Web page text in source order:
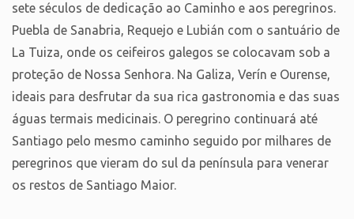
sete séculos de dedicação ao Caminho e aos peregrinos.
Puebla de Sanabria, Requejo e Lubián com o santuário de
La Tuiza, onde os ceifeiros galegos se colocavam sob a
proteção de Nossa Senhora. Na Galiza, Verín e Ourense,
ideais para desfrutar da sua rica gastronomia e das suas
águas termais medicinais. O peregrino continuará até
Santiago pelo mesmo caminho seguido por milhares de
peregrinos que vieram do sul da península para venerar
os restos de Santiago Maior.